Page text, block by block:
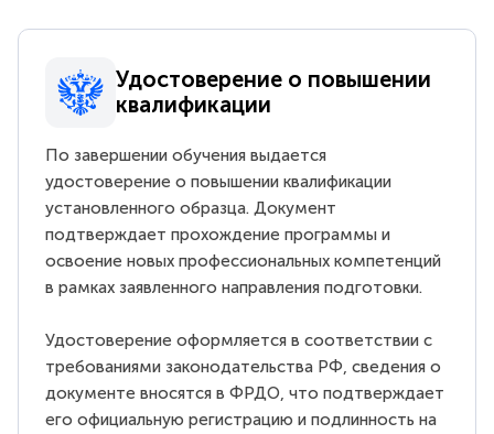
Удостоверение о повышении
квалификации
По завершении обучения выдается
удостоверение о повышении квалификации
установленного образца. Документ
подтверждает прохождение программы и
освоение новых профессиональных компетенций
в рамках заявленного направления подготовки.
Удостоверение оформляется в соответствии с
требованиями законодательства РФ, сведения о
документе вносятся в ФРДО, что подтверждает
его официальную регистрацию и подлинность на